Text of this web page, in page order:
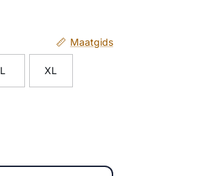
Maatgids
L XL